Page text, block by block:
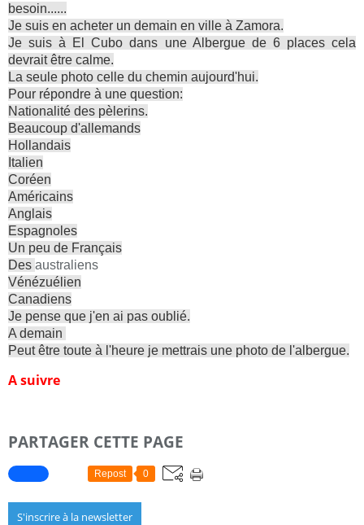
besoin......
Je suis en acheter un demain en ville à Zamora.
Je suis à El Cubo dans une Albergue de 6 places cela
devrait être calme.
La seule photo celle du chemin aujourd'hui.
Pour répondre à une question:
Nationalité des pèlerins.
Beaucoup d'allemands
Hollandais
Italien
Coréen
Américains
Anglais
Espagnoles
Un peu de Français
Des australiens
Vénézuélien
Canadiens
Je pense que j'en ai pas oublié.
A demain
Peut être toute à l'heure je mettrais une photo de l'albergue.
A suivre
PARTAGER CETTE PAGE
Repost 0
S'inscrire à la newsletter